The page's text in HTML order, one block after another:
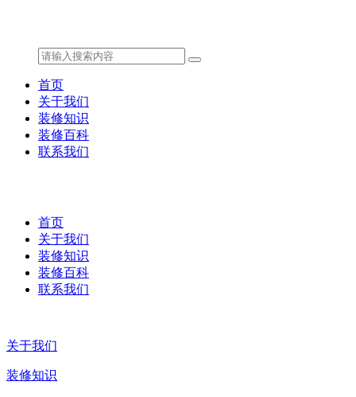
首页
关于我们
装修知识
装修百科
联系我们
首页
关于我们
装修知识
装修百科
联系我们
关于我们
装修知识